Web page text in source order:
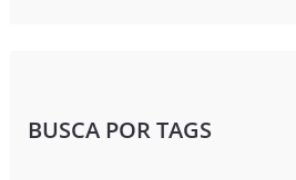
BUSCA POR TAGS